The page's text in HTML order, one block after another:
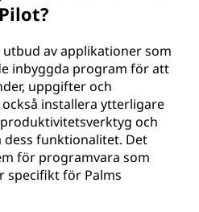
av applikationer som
inbyggda program för att
uppgifter och
installera ytterligare
och
funktionalitet. Det
för programvara som
specifikt för Palms